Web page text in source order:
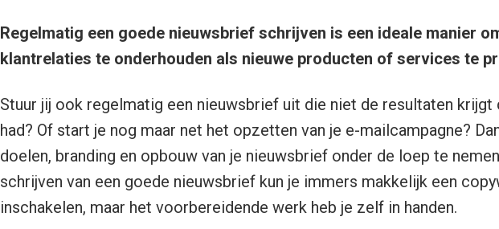
Regelmatig een goede nieuwsbrief schrijven is een ideale manier
klantrelaties te onderhouden als nieuwe producten of services te
Stuur jij ook regelmatig een nieuwsbrief uit die niet de resultaten krijgt
had? Of start je nog maar net het opzetten van je e-mailcampagne?
doelen, branding en opbouw van je nieuwsbrief onder de loep te
schrijven van een goede nieuwsbrief kun je immers makkelijk een
inschakelen, maar het voorbereidende werk heb je zelf in handen.